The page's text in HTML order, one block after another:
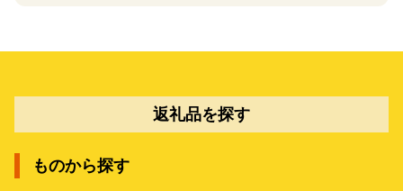
返礼品を探す
ものから探す